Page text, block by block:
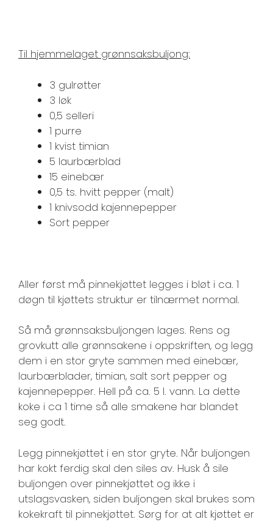
Til hjemmelaget grønnsaksbuljong:
3 gulrøtter
3 løk
0,5 selleri
1 purre
1 kvist timian
5 laurbærblad
15 einebær
0,5 ts. hvitt pepper (malt)
1 knivsodd kajennepepper
Sort pepper
Aller først må pinnekjøttet legges i bløt i ca. 1
døgn til kjøttets struktur er tilnærmet normal.
Så må grønnsaksbuljongen lages. Rens og
grovkutt alle grønnsakene i oppskriften, og legg
dem i en stor gryte sammen med einebær,
laurbærblader, timian, salt sort pepper og
kajennepepper. Hell på ca. 5 l. vann. La dette
koke i ca 1 time så alle smakene har blandet
seg godt.
Legg pinnekjøttet i en stor gryte. Når buljongen
har kokt ferdig skal den siles av. Husk å sile
buljongen over pinnekjøttet og ikke i
utslagsvasken, siden buljongen skal brukes som
kokekraft til pinnekjøttet. Sørg for at alt kjøttet er